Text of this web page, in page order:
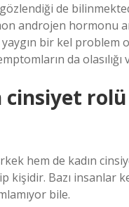
de
androjen hormonu
bir kel problem
da olasılığı
cinsiyet rolü
hem de kadın
kişidir. Bazı insanlar
bile.